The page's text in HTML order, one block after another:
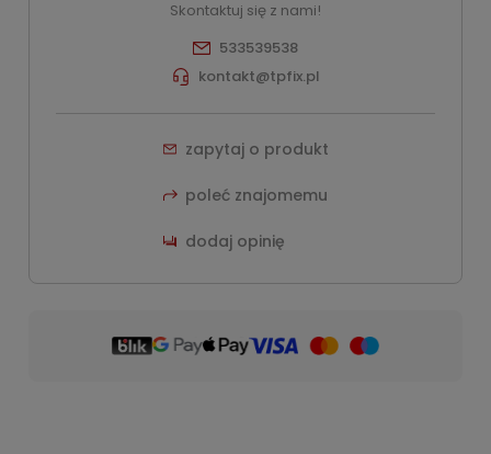
Skontaktuj się z nami!
533539538
kontakt@tpfix.pl
zapytaj o produkt
poleć znajomemu
dodaj opinię